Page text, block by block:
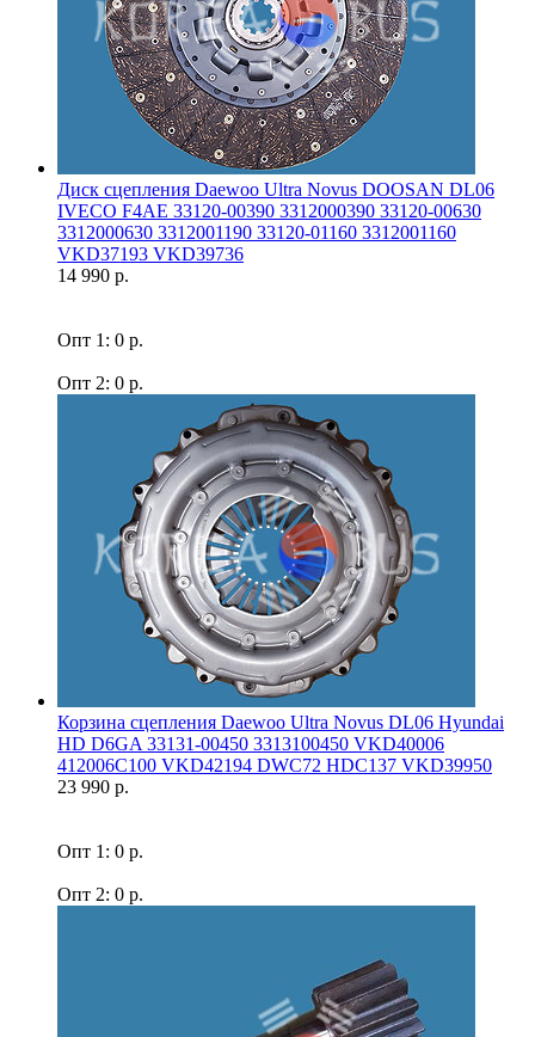
Диск сцепления Daewoo Ultra Novus DOOSAN DL06
IVECO F4AE 33120-00390 3312000390 33120-00630
3312000630 3312001190 33120-01160 3312001160
VKD37193 VKD39736
14 990 р.
Опт 1: 0 р.
Опт 2: 0 р.
Корзина сцепления Daewoo Ultra Novus DL06 Hyundai
HD D6GA 33131-00450 3313100450 VKD40006
412006C100 VKD42194 DWC72 HDC137 VKD39950
23 990 р.
Опт 1: 0 р.
Опт 2: 0 р.